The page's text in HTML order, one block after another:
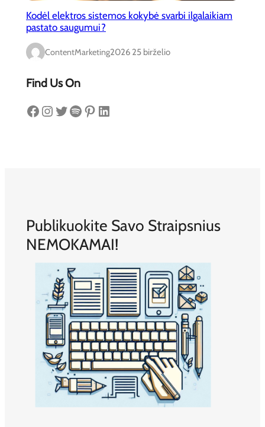
Kodėl elektros sistemos kokybė svarbi ilgalaikiam
pastato saugumui?
ContentMarketing2026 25 birželio
Find Us On
Facebook Instagram Twitter Spotify Pinterest LinkedIn
Publikuokite Savo Straipsnius
NEMOKAMAI!